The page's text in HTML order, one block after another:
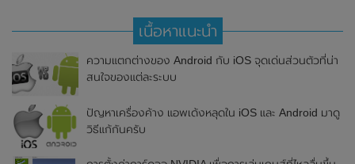
เนื้อหาแนะนำ
ความแตกต่างของ Android กับ iOS จุดเด่นส่วนตัวที่น่า
สนใจของแต่ละระบบ
ปัญหาเครื่องค้าง แอพเด้งหลุดใน iOS และ Android มาดู
วิธีแก้กันครับ